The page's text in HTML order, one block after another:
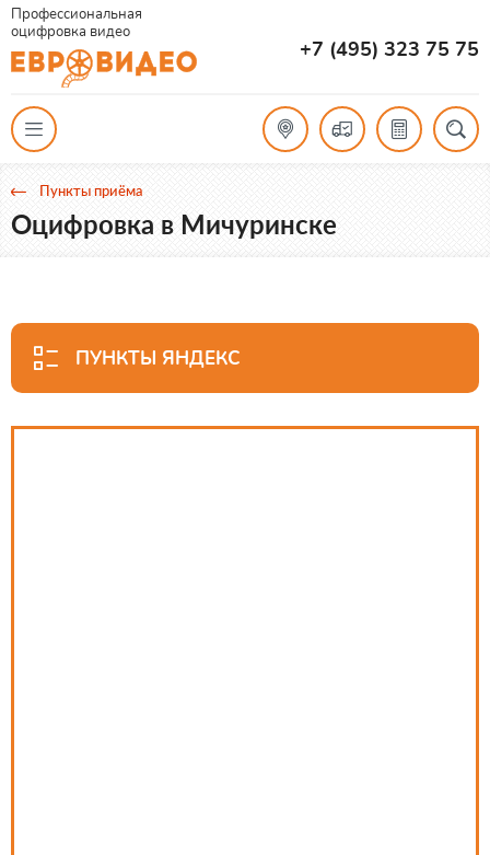
Профессиональная
оцифровка видео
+7 (495) 323 75 75
Пункты приёма
Оцифровка в Мичуринске
ПУНКТЫ ЯНДЕКС